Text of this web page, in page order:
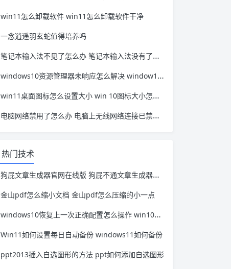
win11怎么卸载软件 win11怎么卸载软件干净
一念逍遥羽玄蛇值得培养吗
笔记本输入法不见了怎么办 笔记本输入法没有了怎么办
windows10资源管理器未响应怎么解决 window10资源管理器无响应
win11桌面图标怎么设置大小 win 10图标大小怎么设置
电脑网络禁用了怎么办 电脑上无线网络连接已禁用怎么办
热门技术
狗屁文章生成器官网在线版 狗屁不通文章生成器下载和在线网页版
金山pdf怎么缩小文档 金山pdf怎么压缩的小一点
windows10恢复上一次正确配置怎么操作 win10电脑重启后怎么恢复上次正确配置
Win11如何设置每日自动备份 windows11如何备份
ppt2013插入自选图形的方法 ppt如何添加自选图形